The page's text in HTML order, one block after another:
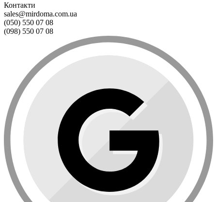
Контакти
sales@mirdoma.com.ua
(050) 550 07 08
(098) 550 07 08